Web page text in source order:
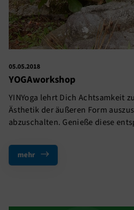
05.05.2018
YOGAworkshop
YINYoga lehrt Dich Achtsamkeit
Ästhetik der äußeren Form
abzuschalten. Genieße diese
mehr